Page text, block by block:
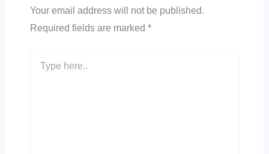
Your email address will not be published.
Required fields are marked *
here..